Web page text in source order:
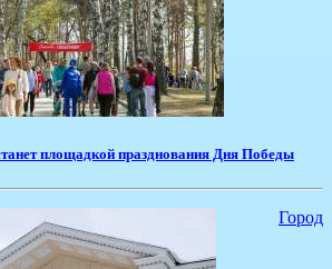
площадкой празднования Дня Победы
Город